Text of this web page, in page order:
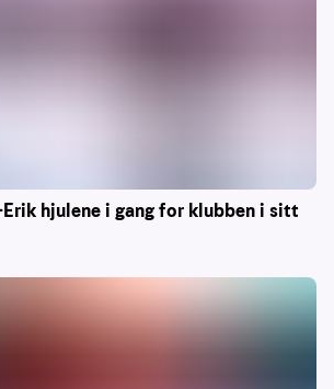
hjulene i gang for klubben i sitt